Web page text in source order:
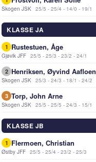
Skogen JSK 25/5 - 25/4 - 14/0 - 19/1
KLASSE JA
1 Rustestuen, Åge
Gjøvik JFF 25/5 - 25/3 - 23/2 - 24/1
2 Henriksen, Øyvind Aafloen
Skogen JSK 25/3 - 24/3 - 18/1 - 24/2
3 Torp, John Arne
Skogen JSK 25/5 - 25/5 - 24/3 - 15/1
KLASSE JB
1 Flermoen, Christian
Østby JFF 25/5 - 25/4 - 23/2 - 25/3